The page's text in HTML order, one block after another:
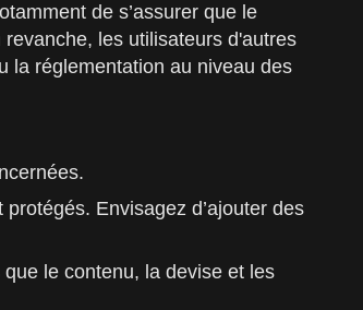
de s’assurer que le
les utilisateurs d'autres
la réglementation au niveau des
Envisagez d’ajouter des
le contenu, la devise et les